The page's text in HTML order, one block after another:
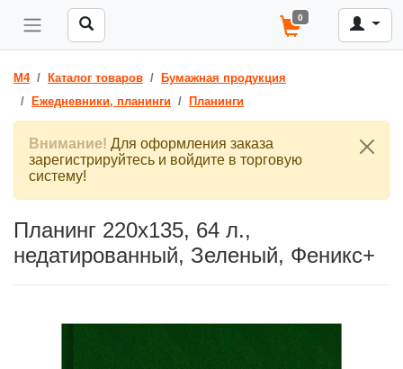
0
M4 Каталог товаров
Бумажная продукция
Ежедневники, планинги
Планинги
Внимание! Для оформления заказа
зарегистрируйтесь и войдите в торговую
систему!
Планинг 220х135, 64 л.,
недатированный, Зеленый, Феникс+